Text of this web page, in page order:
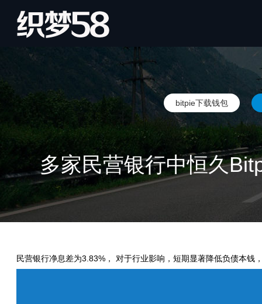
bitpie下载钱包
多家民营银行中恒久
民营银行净息差为3.83%， 对于行业影响，短期显著降低负债本钱